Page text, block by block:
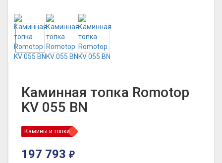
Каминная топка Romotop
KV 055 BN
Камины и топки
197 793 ₽